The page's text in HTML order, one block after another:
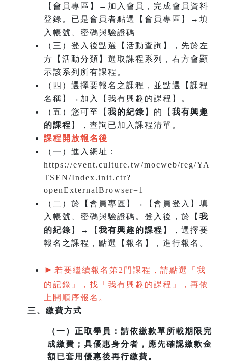
【會員專區】→加入會員，完成會員資料
登錄。已是會員者點選【會員專區】→填
入帳號、密碼與驗證碼
（三）登入後點選【活動查詢】，先於左
方【活動分類】選取課程系列，右方會顯
示該系列所有課程。
（四）選擇要報名之課程，並點選【課程
名稱】→加入【我有興趣的課程】。
（五）您可至【 我的紀錄 】的【 我有興趣
的課程 】，查詢已加入課程清單。
課程開放報名後
（一） 進入網址：
https://event.culture.tw/mocweb/reg/YA
TSEN/Index.init.ctr?
openExternalBrowser=1
（二）於【會員專區】→【會員登入】填
入帳號、密碼與驗證碼。登入後，於【 我
的紀錄 】→【 我有興趣的課程 】，選擇要
報名之課程，點選【報名】，進行報名。
► 若要繼續報名第2門課程，請點選「我
的記錄」，找「我有興趣的課程」，再依
上開順序報名。
三、繳費方式
（一） 正取學員：請依繳款單所載期限完
成繳費；具優惠身分者，應先確認繳款金
額已套用優惠後再行繳費。